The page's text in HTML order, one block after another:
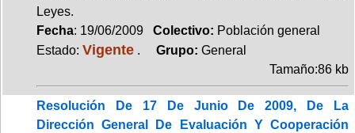
Leyes.
Fecha: 19/06/2009 Colectivo: Población general
Estado: Vigente . Grupo: General
Tamaño:86 kb
Resolución De 17 De Junio De 2009, De La
Dirección General De Evaluación Y Cooperación